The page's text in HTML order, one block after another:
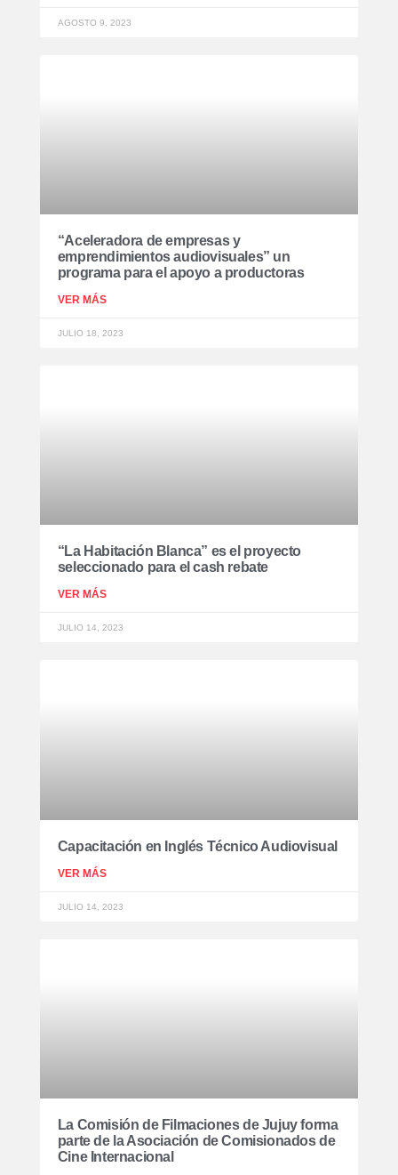
AGOSTO 9, 2023
“Aceleradora de empresas y
emprendimientos audiovisuales” un
programa para el apoyo a productoras
VER MÁS
JULIO 18, 2023
“La Habitación Blanca” es el proyecto
seleccionado para el cash rebate
VER MÁS
JULIO 14, 2023
Capacitación en Inglés Técnico Audiovisual
VER MÁS
JULIO 14, 2023
La Comisión de Filmaciones de Jujuy forma
parte de la Asociación de Comisionados de
Cine Internacional